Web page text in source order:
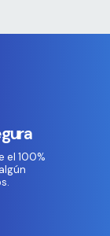
el 100%